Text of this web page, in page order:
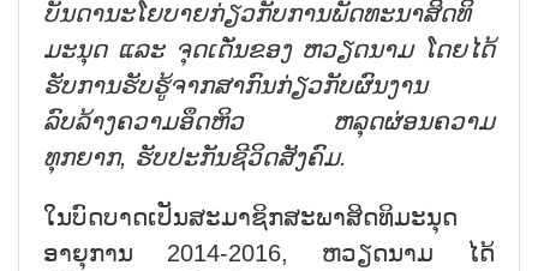
ບັນດານະໂຍບາຍກ່ຽວກັບການພັດທະນາສິດທິ
ມະນຸດ ແລະ ຈຸດເດັ່ນຂອງ ຫວຽດນາມ ໂດຍໄດ້
ຮັບການຮັບຮູ້ຈາກສາກົນກ່ຽວກັບຜົນງານ
ລົບລ້າງຄວາມອຶດຫິວ ຫລຸດຜ່ອນຄວາມ
ທຸກຍາກ, ຮັບປະກັນຊີວິດສັງຄົມ.
ໃນບົດບາດເປັນສະມາຊິກສະພາສິດທິມະນຸດ
ອາຍຸການ 2014-2016, ຫວຽດນາມ ໄດ້